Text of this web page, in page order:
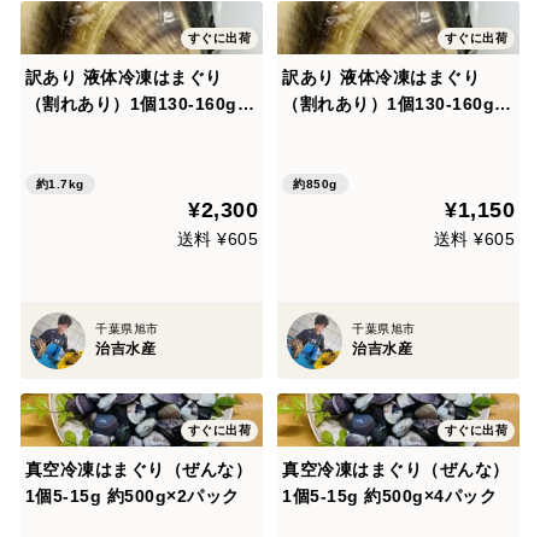
すぐに出荷
訳あり 液体冷凍はまぐり
（割れあり）1個130-160g
約1.7kg
¥2,300
送料 ¥605
千葉県旭市
治吉水産
すぐに出荷
訳あり 液体冷凍はまぐり
（割れあり）1個130-160g
約850g
¥1,150
送料 ¥605
千葉県旭市
治吉水産
すぐに出荷
真空冷凍はまぐり（ぜんな）
1個5-15g 約500g×2パック
すぐに出荷
真空冷凍はまぐり（ぜんな）
1個5-15g 約500g×4パック